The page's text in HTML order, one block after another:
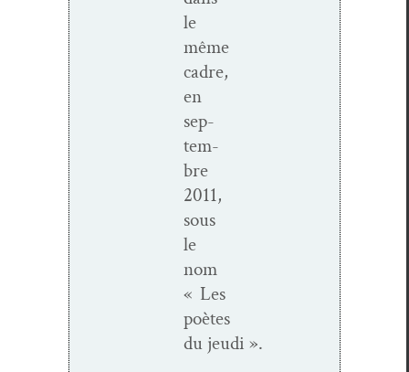
le
même
cadre,
en
sep­
tem­
bre
2011,
sous
le
nom
« Les
poètes
du jeudi ».